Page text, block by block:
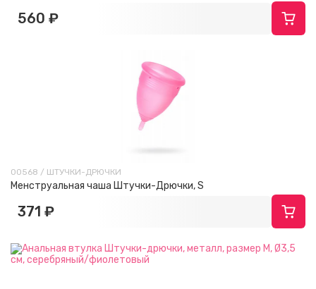
560 ₽
00568 / ШТУЧКИ-ДРЮЧКИ
Менструальная чаша Штучки-Дрючки, S
371 ₽